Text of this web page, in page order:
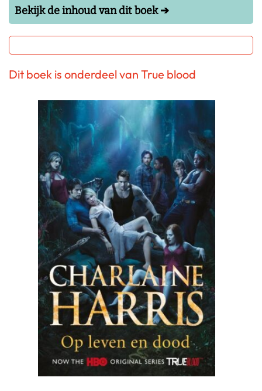
Bekijk de inhoud van dit boek ➔
Dit boek is onderdeel van True blood